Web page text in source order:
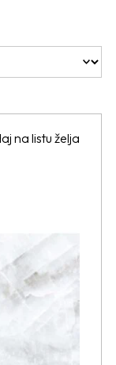
na listu želja